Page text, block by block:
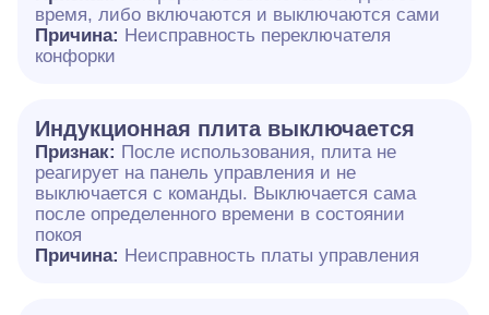
время, либо включаются и выключаются сами
Причина: Неисправность переключателя
конфорки
Индукционная плита выключается
Признак: После использования, плита не
реагирует на панель управления и не
выключается с команды. Выключается сама
после определенного времени в состоянии
покоя
Причина: Неисправность платы управления